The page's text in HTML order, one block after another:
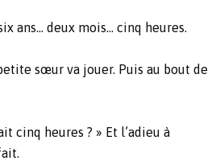
ans… deux mois… cinq heures.
sœur va jouer. Puis au bout de
cinq heures ? » Et l’adieu à